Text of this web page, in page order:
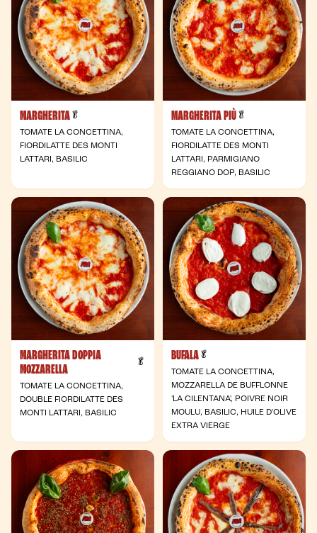
MARGHERITA 🥬
TOMATE LA CONCETTINA,
FIORDILATTE DES MONTI
LATTARI, BASILIC
MARGHERITA PIÙ 🥬
TOMATE LA CONCETTINA,
FIORDILATTE DES MONTI
LATTARI, PARMIGIANO
REGGIANO DOP, BASILIC
MARGHERITA DOPPIA
MOZZARELLA
🥬 - Végétarienne
TOMATE LA CONCETTINA,
DOUBLE FIORDILATTE DES
MONTI LATTARI, BASILIC
BUFALA 🥬
TOMATE LA CONCETTINA,
MOZZARELLA DE BUFFLONNE
'LA CILENTANA', POIVRE NOIR
MOULU, BASILIC, HUILE D'OLIVE
EXTRA VIERGE